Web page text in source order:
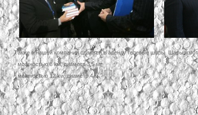
Также в нашей компании сдаются в аренду гелевые шары. Шары
- мощностью 8 kw, диаметр 3,5 м;
- мощностью 12 kw, диаметр 4 м.